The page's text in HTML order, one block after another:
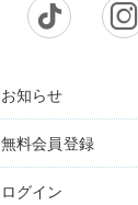
お知らせ
無料会員登録
ログイン